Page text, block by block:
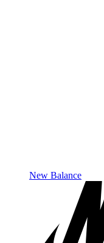
New Balance